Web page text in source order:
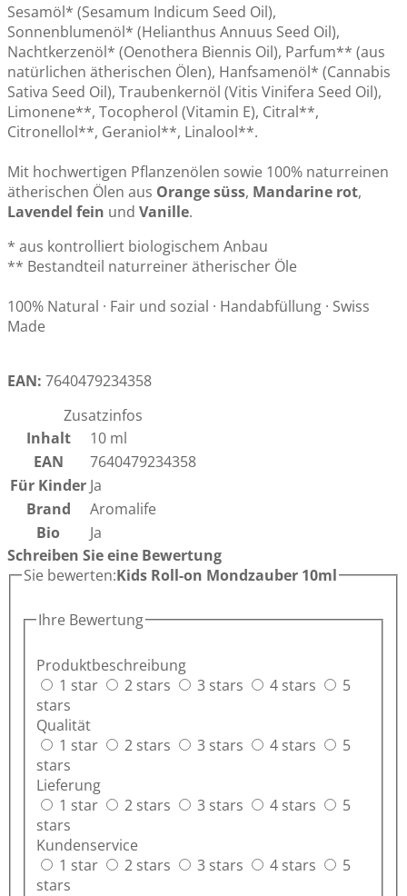
Sesamöl* (Sesamum Indicum Seed Oil),
Sonnenblumenöl* (Helianthus Annuus Seed Oil),
Nachtkerzenöl* (Oenothera Biennis Oil), Parfum** (aus
natürlichen ätherischen Ölen), Hanfsamenöl* (Cannabis
Sativa Seed Oil), Traubenkernöl (Vitis Vinifera Seed Oil),
Limonene**, Tocopherol (Vitamin E), Citral**,
Citronellol**, Geraniol**, Linalool**.
Mit hochwertigen Pflanzenölen sowie 100% naturreinen
ätherischen Ölen aus Orange süss, Mandarine rot,
Lavendel fein und Vanille.
* aus kontrolliert biologischem Anbau
** Bestandteil naturreiner ätherischer Öle
100% Natural · Fair und sozial · Handabfüllung · Swiss
Made
EAN: 7640479234358
Zusatzinfos
Inhalt
10 ml
EAN
7640479234358
Für Kinder Ja
Brand
Aromalife
Bio
Ja
Schreiben Sie eine Bewertung
Sie bewerten:Kids Roll-on Mondzauber 10ml
Ihre Bewertung
Produktbeschreibung
1 star
2 stars 3 stars 4 stars
5
stars
Qualität
1 star
2 stars 3 stars 4 stars
5
stars
Lieferung
1 star
2 stars 3 stars 4 stars
5
stars
Kundenservice
1 star
2 stars 3 stars 4 stars
5
stars